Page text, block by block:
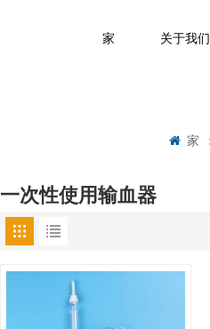
家 关于我们
家
一次性使用输血器